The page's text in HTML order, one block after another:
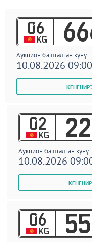
06
KG
Аукцион башталган күнү
10.08.2026 09:00
02
KG
Аукцион башталган күнү
10.08.2026
06
KG